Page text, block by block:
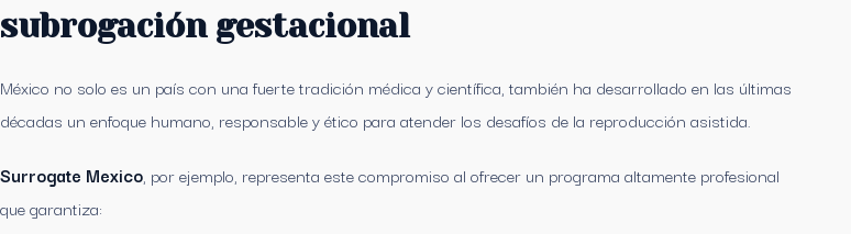
subrogación gestacional
México no solo es un país con una fuerte tradición médica y científica, también ha desarrollado en las últimas
décadas un enfoque humano, responsable y ético para atender los desafíos de la reproducción asistida.
Surrogate Mexico, por ejemplo, representa este compromiso al ofrecer un programa altamente profesional
que garantiza: